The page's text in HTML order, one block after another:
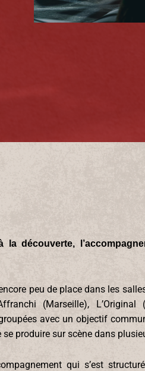
la découverte,
peu de place dans les
(Marseille), L’Original
avec un objectif
produire sur scène dans
qui s’est